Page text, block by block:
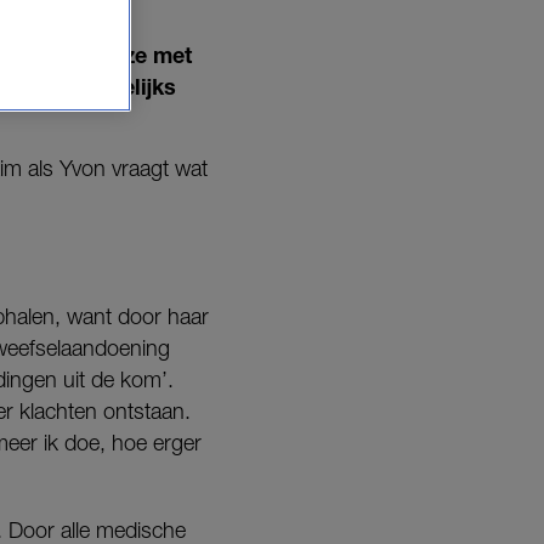
leven
kookt ze met
tijd nauwelijks
als Yvon vraagt wat
want door haar
uit de kom’.
klachten ontstaan.
ik doe, hoe erger
alle medische